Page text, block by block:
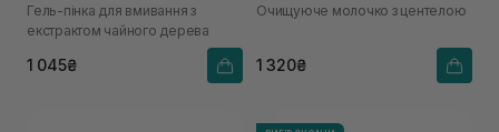
мл
Гель-пінка для вмивання з
екстрактом чайного дерева
1 045₴
200 мл
Очищуюче молочко з центелою
1 320₴